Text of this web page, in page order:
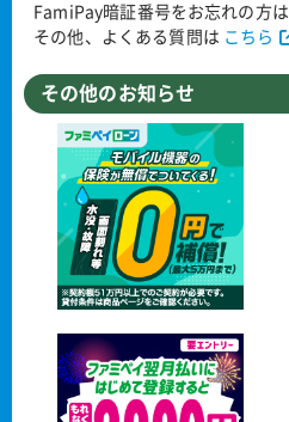
FamiPay暗証番号をお忘れの方は
その他、よくある質問は こちら
その他のお知らせ